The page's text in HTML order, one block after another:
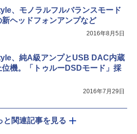
、モノラルフルバランスモード
新ヘッドフォンアンプなど
2016年8月5日
、純A級アンプとUSB DAC内蔵
位機。「トゥルーDSDモード」採
2016年7月29日
と関連記事を見る